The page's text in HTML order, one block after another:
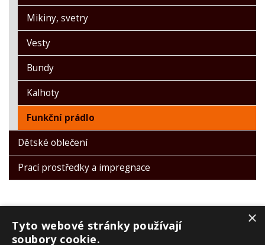
Mikiny, svetry
Vesty
Bundy
Kalhoty
Funkční prádlo
Dětské oblečení
Prací prostředky a impregnace
×
Tyto webové stránky používají
soubory cookie.